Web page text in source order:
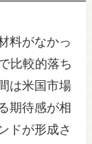
料がなかっ
比較的落ち
は米国市場
期待感が相
ドが形成さ